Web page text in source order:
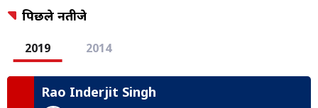
पिछले नतीजे
2019 2014
Rao Inderjit Singh